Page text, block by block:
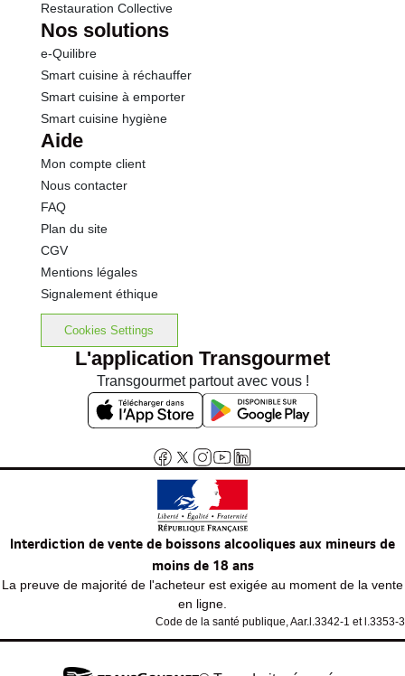
Restauration Collective
Nos solutions
e-Quilibre
Smart cuisine à réchauffer
Smart cuisine à emporter
Smart cuisine hygiène
Aide
Mon compte client
Nous contacter
FAQ
Plan du site
CGV
Mentions légales
Signalement éthique
Cookies Settings
L'application Transgourmet
Transgourmet partout avec vous !
Interdiction de vente de boissons alcooliques aux mineurs de
moins de 18 ans
La preuve de majorité de l'acheteur est exigée au moment de la vente
en ligne.
Code de la santé publique, Aar.l.3342-1 et l.3353-3